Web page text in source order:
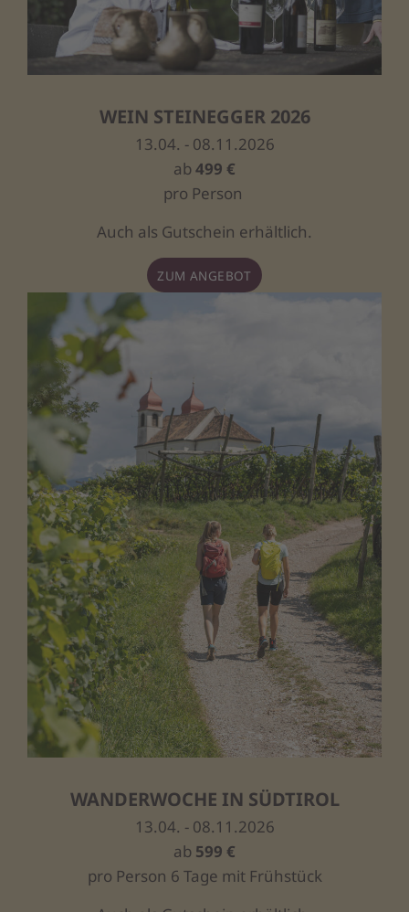
WEIN STEINEGGER 2026
13.04. - 08.11.2026
ab499 €
pro Person
Auch als Gutschein erhältlich.
ZUM ANGEBOT
WANDERWOCHE IN SÜDTIROL
13.04. - 08.11.2026
ab 599 €
pro Person 6 Tage mit Frühstück